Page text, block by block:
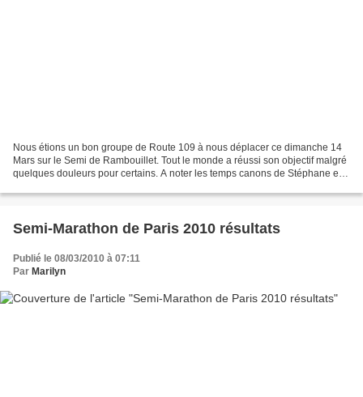
Nous étions un bon groupe de Route 109 à nous déplacer ce dimanche 14
Mars sur le Semi de Rambouillet. Tout le monde a réussi son objectif malgré
quelques douleurs pour certains. A noter les temps canons de Stéphane et
Semi-Marathon de Paris 2010 résultats
Publié le 08/03/2010 à 07:11
Par Marilyn